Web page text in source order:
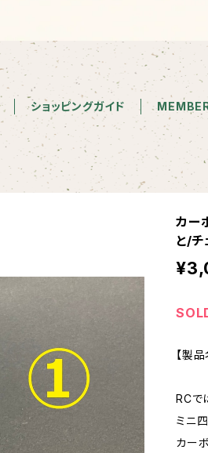
ショッピングガイド
カー
と/チ
【製
RCで
ミニ
カー